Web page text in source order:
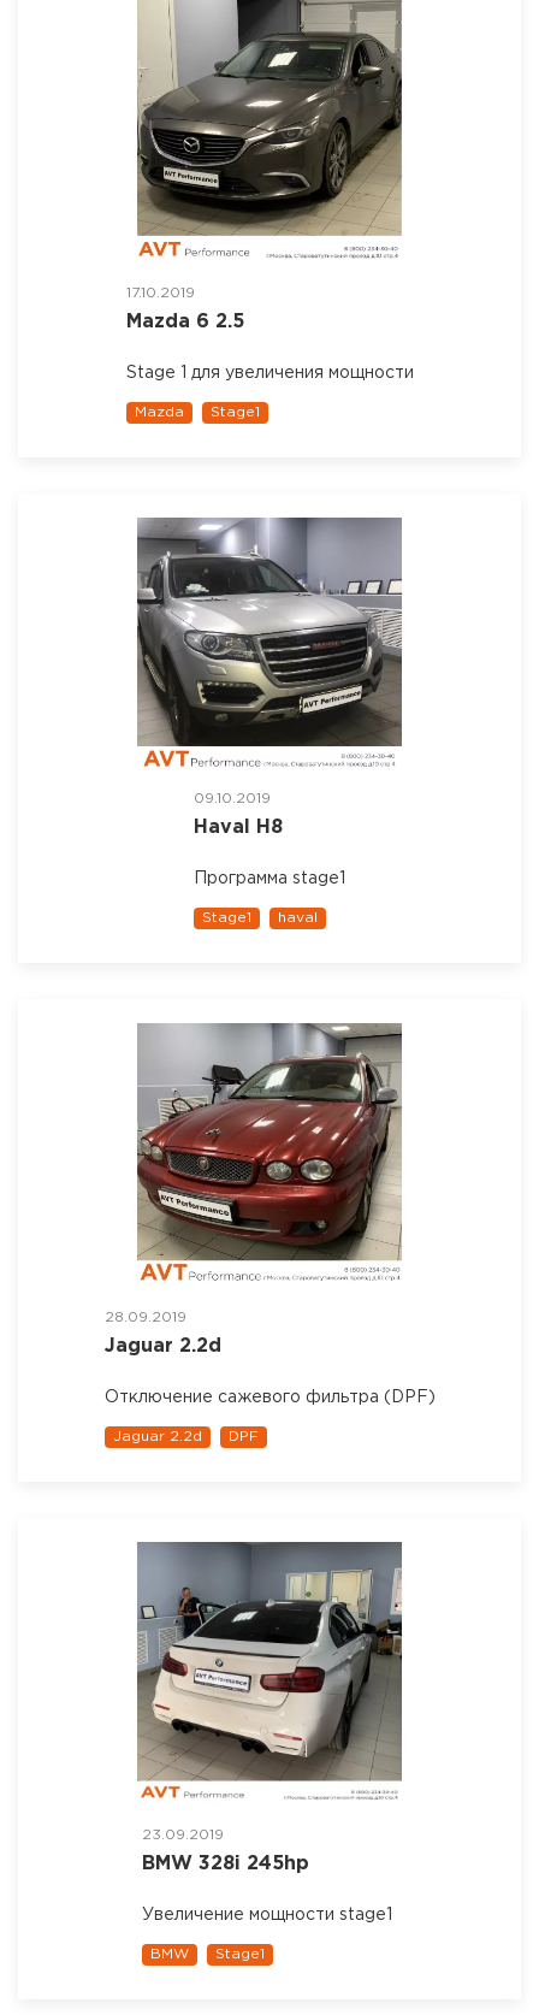
17.10.2019
Mazda 6 2.5
Stage 1 для увеличения мощности
Mazda Stage1
09.10.2019
Haval H8
Программа stage1
Stage1 haval
28.09.2019
Jaguar 2.2d
Отключение сажевого фильтра (DPF)
Jaguar 2.2d DPF
23.09.2019
BMW 328i 245hp
Увеличение мощности stage1
BMW Stage1